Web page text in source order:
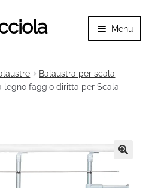
Menu
menu
Balaustra per scala
legno faggio diritta per Scala